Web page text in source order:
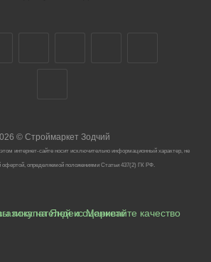
©Строймаркет Зодчий
интернет-сайте носит исключительно информационный характер, не
офертой, определяемой положениями Статьи 437(2) ГК РФ.